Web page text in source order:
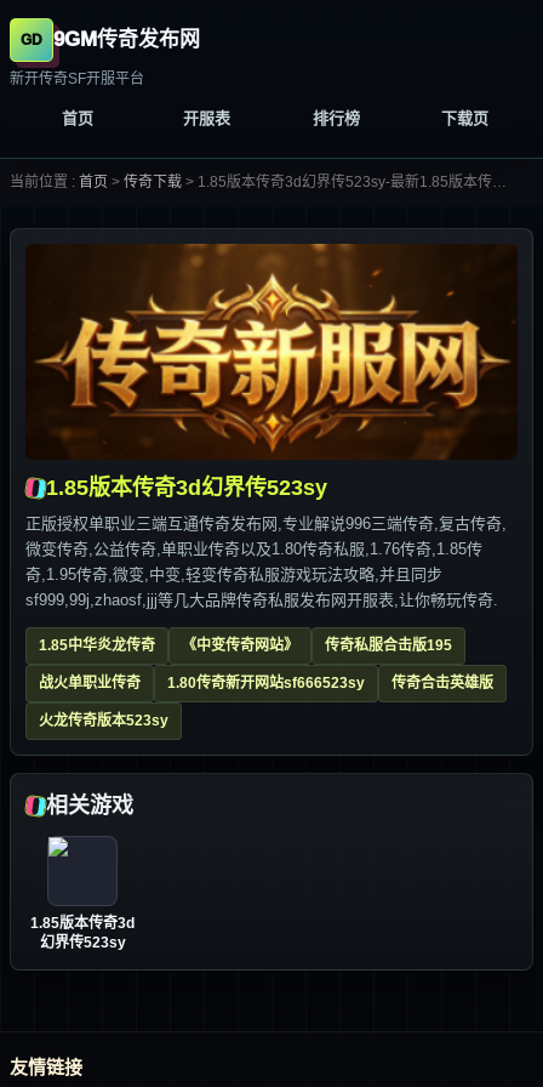
9GM传奇发布网
新开传奇SF开服平台
首页 开服表 排行榜 下载页
当前位置 : 首页 > 传奇下载 > 1.85版本传奇3d幻界传523sy-最新1.85版本传奇3d幻界传523sy合集大全-
1.85版本传奇3d幻界传523sy
正版授权单职业三端互通传奇发布网,专业解说996三端传奇,复古传奇,
微变传奇,公益传奇,单职业传奇以及1.80传奇私服,1.76传奇,1.85传
奇,1.95传奇,微变,中变,轻变传奇私服游戏玩法攻略,并且同步
sf999,99j,zhaosf,jjj等几大品牌传奇私服发布网开服表,让你畅玩传奇.
1.85中华炎龙传奇 《中变传奇网站》 传奇私服合击版195
战火单职业传奇 1.80传奇新开网站sf666523sy 传奇合击英雄版
火龙传奇版本523sy
相关游戏
1.85版本传奇3d
幻界传523sy
友情链接